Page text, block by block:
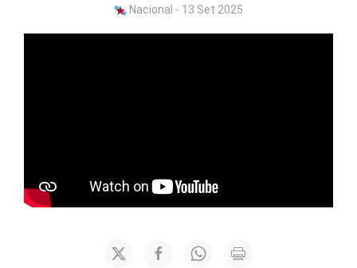
Nacional - 13 Set 2025